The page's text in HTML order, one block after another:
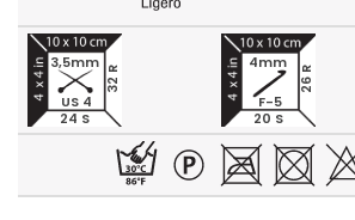
24 S
32 R
3,5mm
US 4
20 S
26 R
4mm
F-5